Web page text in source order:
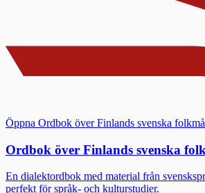
Öppna Ordbok över Finlands svenska
Ordbok över Finlands svenska
En dialektordbok med material från
perfekt för språk- och kulturstudier.